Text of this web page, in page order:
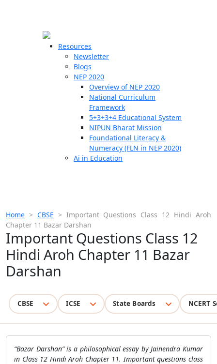
Resources
Newsletter
Blogs
NEP 2020
Overview of NEP 2020
National Curriculum
Framework
5+3+3+4 Educational System
NIPUN Bharat Mission
Foundational Literacy &
Numeracy (FLN in NEP 2020)
Ai in Education
Home > CBSE > Important Questions Class 12 Hindi Aroh
Chapter 11 Bazar Darshan
Important Questions Class 12
Hindi Aroh Chapter 11 Bazar
Darshan
CBSE ICSE State Boards NCERT
“Bazar Darshan” is a philosophical essay by Jainendra Kumar
in Class 12 Hindi Aroh Chapter 11. Important questions class